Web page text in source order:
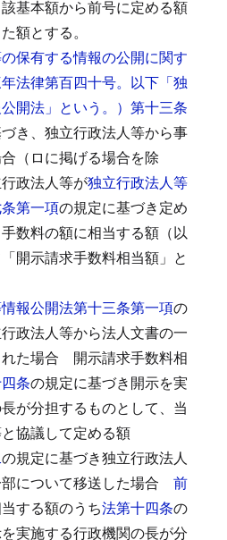
基本額から前号に定める額
額とする。
保有する情報の公開に関す
法律第百四十号。以下「独
開法」という。）第十三条
き、独立行政法人等から事
（ロに掲げる場合を除
政法人等が独立行政法人等
第一項の規定に基づき定め
数料の額に相当する額（以
開示請求手数料相当額」と
報公開法第十三条第一項の
政法人等から法人文書の一
た場合
開示請求手数料相
条の規定に基づき開示を実
が分担するものとして、当
協議して定める額
の規定に基づき独立行政法人
について移送した場合
前
する額のうち法第十四条の
実施する行政機関の長が分